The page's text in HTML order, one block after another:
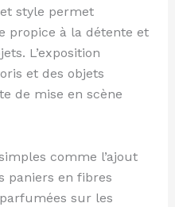
style permet
propice à la détente et
L’exposition
et des objets
de mise en scène
comme l’ajout
paniers en fibres
sur les